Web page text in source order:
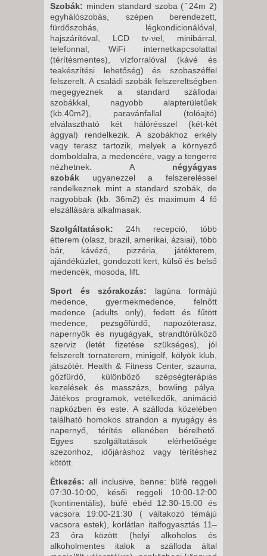
8 NAP / 7 ÉJSZAKA
2026. SZEPTEMBER 20.,
VASÁRNAP -
13 NAP / 12 ÉJSZAKA
2026. SZEPTEMBER 20.,
VASÁRNAP -
6 NAP / 5 ÉJSZAKA
2026. SZEPTEMBER 25.,
PÉNTEK -
8 NAP / 7 ÉJSZAKA
2026. SZEPTEMBER 27.,
VASÁRNAP -
6 NAP / 5 ÉJSZAKA
2026. SZEPTEMBER 27.,
VASÁRNAP -
13 NAP / 12 ÉJSZAKA
2026. OKTÓBER 02., PÉNTEK -
8 NAP / 7 ÉJSZAKA
2026. OKTÓBER 04.,
VASÁRNAP -
13 NAP / 12 ÉJSZAKA
2026. OKTÓBER 04.,
VASÁRNAP -
6 NAP / 5 ÉJSZAKA
2026. OKTÓBER 09., PÉNTEK -
8 NAP / 7 ÉJSZAKA
2026. OKTÓBER 11.,
VASÁRNAP -
6 NAP / 5 ÉJSZAKA
2026. OKTÓBER 23., PÉNTEK -
8 NAP / 7 ÉJSZAKA
2026. NOVEMBER 04., SZERDA
-
5 NAP / 4 ÉJSZAKA
2026. NOVEMBER 11., SZERDA
Szobák: minden standard szoba (ˇ24m 2)
egyhálószobás, szépen berendezett,
fürdőszobás, légkondicionálóval,
hajszárítóval, LCD tv-vel, minibárral,
telefonnal, WiFi internetkapcsolattal
(térítésmentes), vízforralóval (kávé és
teakészítési lehetőség) és szobaszéffel
felszerelt. A családi szobák felszereltségben
megegyeznek a standard szállodai
szobákkal, nagyobb alapterületűek
(kb.40m2), paravánfallal (tolóajtó)
elválasztható két hálórésszel (két-két
ággyal) rendelkezik. A szobákhoz erkély
vagy terasz tartozik, melyek a környező
domboldalra, a medencére, vagy a tengerre
nézhetnek. A négyágyas
szobák ugyanezzel a felszereléssel
rendelkeznek mint a standard szobák, de
nagyobbak (kb. 36m2) és maximum 4 fő
elszállására alkalmasak.
Szolgáltatások: 24h
recepció, több
étterem (olasz, brazil, amerikai, ázsiai), több
bár, kávézó, pizzéria, játékterem,
ajándéküzlet, gondozott kert, külső és belső
medencék, mosoda, lift.
Sport és szórakozás: lagúna formájú
medence, gyermekmedence, felnőtt
medence (adults only), fedett és fűtött
medence, pezsgőfürdő, napozóterasz,
napernyők és nyugágyak, strandtörülköző
szerviz (letét fizetése szükséges), jól
felszerelt tornaterem, minigolf, kölyök klub,
játszótér. Health & Fitness Center, szauna,
gőzfürdő, különböző szépségterápiás
kezelések és masszázs, bowling pálya.
Játékos programok, vetélkedők, animáció
napközben és este. A szálloda közelében
található homokos strandon a nyugágy és
napernyő, térítés ellenében bérelhető.
Egyes szolgáltatások elérhetősége
szezonhoz, időjáráshoz vagy térítéshez
kötött.
Étkezés: all inclusive, benne: büfé reggeli
07:30-10:00, késői reggeli 10:00-12:00
(kontinentális), büfé ebéd 12:30-15:00 és
vacsora 19:00-21:30 ( váltakozó témájú
vacsora estek), korlátlan italfogyasztás 11–
23 óra között (helyi alkoholos és
alkoholmentes italok a szálloda által